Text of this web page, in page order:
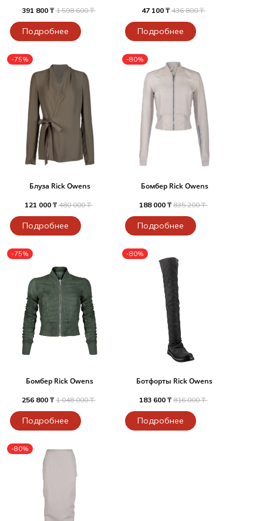
391 800 ₸ 1 598 600 ₸
Подробнее
47 100 ₸ 436 800 ₸
Подробнее
-75%
Блуза Rick Owens
121 000 ₸ 480 000 ₸
Подробнее
-80%
Бомбер Rick Owens
188 000 ₸835 200 ₸
Подробнее
-75%
Бомбер Rick Owens
256 800 ₸ 1 048 000 ₸
Подробнее
-80%
Ботфорты Rick Owens
183 600 ₸816 000 ₸
Подробнее
-80%